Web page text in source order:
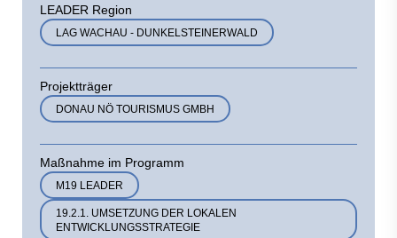
LEADER Region
LAG WACHAU - DUNKELSTEINERWALD
Projektträger
DONAU NÖ TOURISMUS GMBH
Maßnahme im Programm
M19 LEADER
19.2.1. UMSETZUNG DER LOKALEN
ENTWICKLUNGSSTRATEGIE